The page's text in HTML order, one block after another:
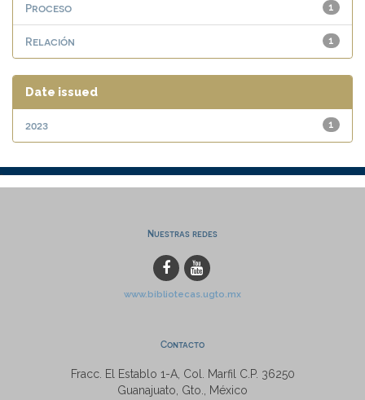
1
Proceso
1
Relación
Date issued
1
2023
Nuestras redes
www.bibliotecas.ugto.mx
Contacto
Fracc. El Establo 1-A, Col. Marfil C.P. 36250
Guanajuato, Gto., México